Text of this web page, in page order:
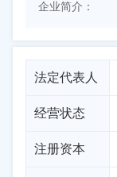
企业简介：
法定代表人
经营状态
注册资本